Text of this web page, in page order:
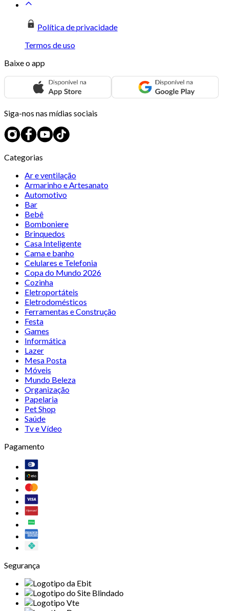
Política de privacidade
Termos de uso
Baixe o app
Siga-nos nas mídias sociais
Categorias
Ar e ventilação
Armarinho e Artesanato
Automotivo
Bar
Bebê
Bomboniere
Brinquedos
Casa Inteligente
Cama e banho
Celulares e Telefonia
Copa do Mundo 2026
Cozinha
Eletroportáteis
Eletrodomésticos
Ferramentas e Construção
Festa
Games
Informática
Lazer
Mesa Posta
Móveis
Mundo Beleza
Organização
Papelaria
Pet Shop
Saúde
Tv e Vídeo
Pagamento
Segurança